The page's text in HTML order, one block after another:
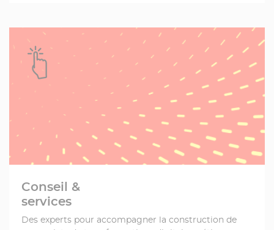
Conseil &
services
Des experts pour accompagner la construction de